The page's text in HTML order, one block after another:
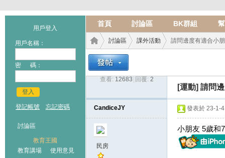
用戶登入
用戶名稱：
密 碼：
登入
登記帳號 忘記密碼
討論區
教育王國
教育講場
使用意見
首頁 討論區 BK群組
›
討論區
›
課外活動 請問邊度有適合小
查看: 12683 回覆: 2
[運動] 請問
CandiceJY
民房
發表於 23-1-
小朋友 5歲和